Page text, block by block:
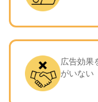
広告効果
がいない